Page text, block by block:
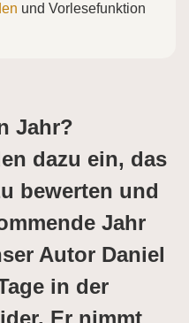
und Vorlesefunktion
Jahr?
dazu ein, das
bewerten und
Jahr
Autor Daniel
in der